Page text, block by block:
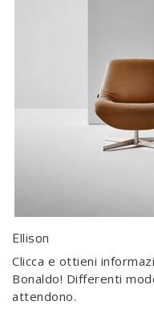
Ellison
Clicca e ottieni
Bonaldo! Differenti
attendono.